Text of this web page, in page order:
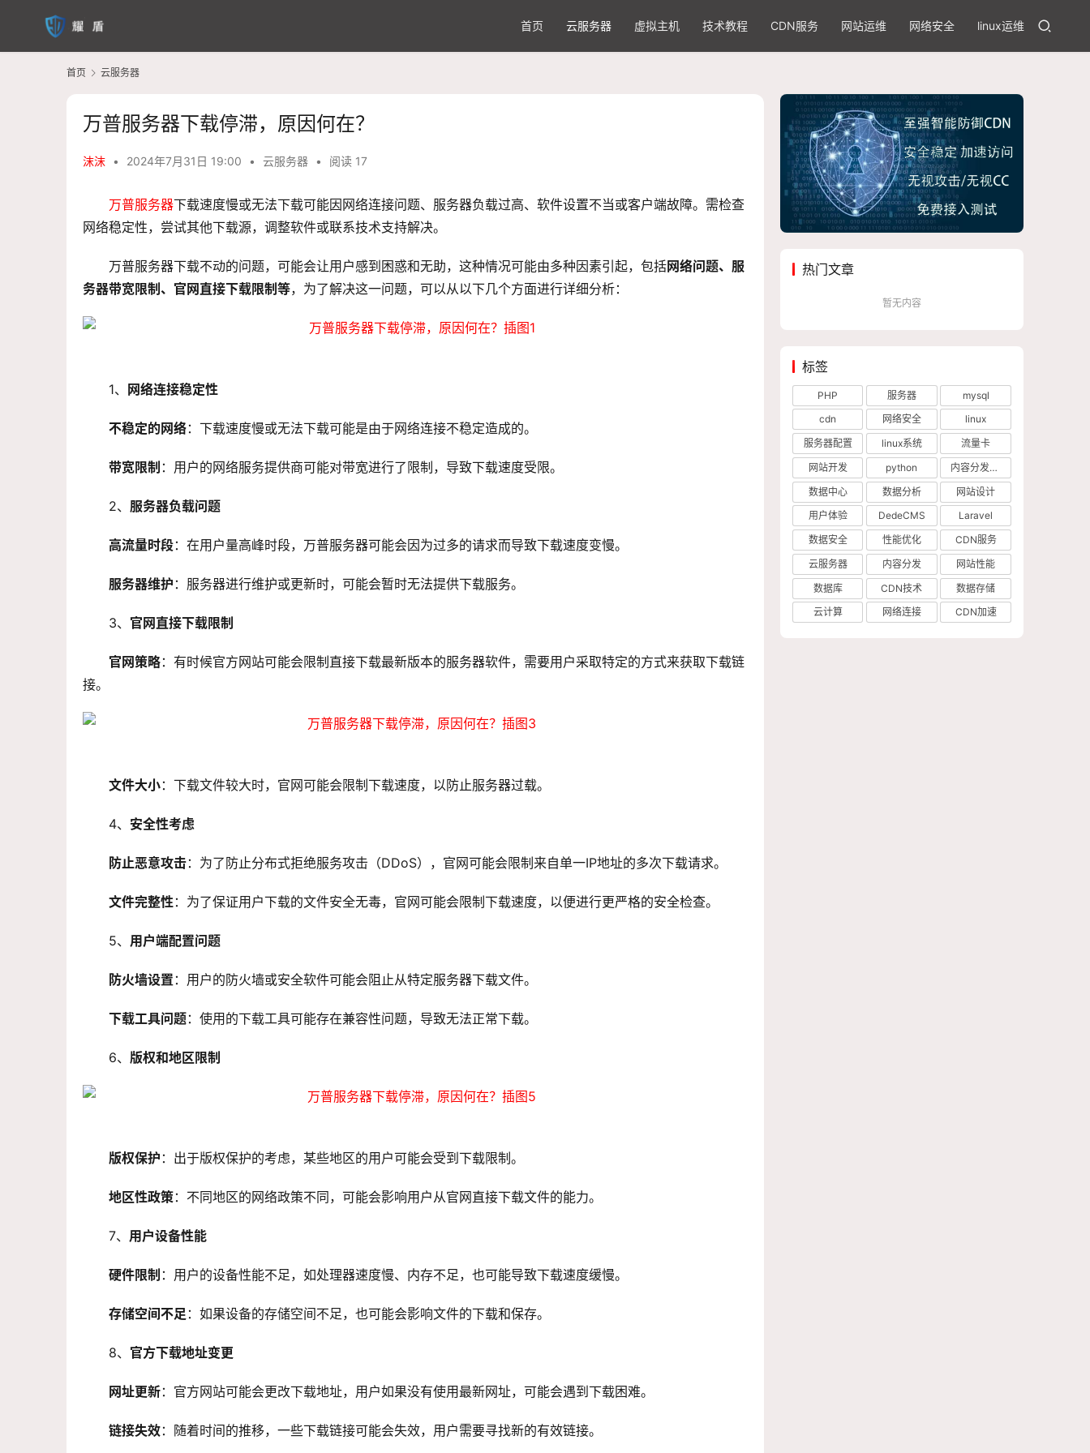
首页 云服务器 虚拟主机 技术教程 CDN服务 网站运维 网络安全 linux运维
首页 云服务器
万普服务器下载停滞，原因何在？
沫沫 • 2024年7月31日 19:00 • 云服务器 • 阅读 17
万普服务器下载速度慢或无法下载可能因网络连接问题、服务器负载过高、软件设置不当或客户端故障。需检查
网络稳定性，尝试其他下载源，调整软件或联系技术支持解决。
万普服务器下载不动的问题，可能会让用户感到困惑和无助，这种情况可能由多种因素引起，包括网络问题、服
务器带宽限制、官网直接下载限制等，为了解决这一问题，可以从以下几个方面进行详细分析：
1、 网络连接稳定性
不稳定的网络：下载速度慢或无法下载可能是由于网络连接不稳定造成的。
带宽限制 ：用户的网络服务提供商可能对带宽进行了限制，导致下载速度受限。
2、 服务器负载问题
高流量时段：在用户量高峰时段，万普服务器可能会因为过多的请求而导致下载速度变慢。
服务器维护 ：服务器进行维护或更新时，可能会暂时无法提供下载服务。
3、 官网直接下载限制
官网策略：有时候官方网站可能会限制直接下载最新版本的服务器软件，需要用户采取特定的方式来获取下载链
接。
文件大小：下载文件较大时，官网可能会限制下载速度，以防止服务器过载。
4、 安全性考虑
防止恶意攻击：为了防止分布式拒绝服务攻击（DDoS），官网可能会限制来自单一IP地址的多次下载请求。
文件完整性：为了保证用户下载的文件安全无毒，官网可能会限制下载速度，以便进行更严格的安全检查。
5、 用户端配置问题
防火墙设置 ：用户的防火墙或安全软件可能会阻止从特定服务器下载文件。
下载工具问题：使用的下载工具可能存在兼容性问题，导致无法正常下载。
6、 版权和地区限制
版权保护 ：出于版权保护的考虑，某些地区的用户可能会受到下载限制。
地区性政策：不同地区的网络政策不同，可能会影响用户从官网直接下载文件的能力。
7、 用户设备性能
硬件限制 ：用户的设备性能不足，如处理器速度慢、内存不足，也可能导致下载速度缓慢。
存储空间不足 ：如果设备的存储空间不足，也可能会影响文件的下载和保存。
8、 官方下载地址变更
网址更新：官方网站可能会更改下载地址，用户如果没有使用最新网址，可能会遇到下载困难。
链接失效：随着时间的推移，一些下载链接可能会失效，用户需要寻找新的有效链接。
热门文章
暂无内容
标签
PHP 服务器
mysql
cdn
网络安全
linux
服务器配置
linux系统
流量卡
网站开发
python
内容分发网络
数据中心
数据分析
网站设计
用户体验
DedeCMS
Laravel
数据安全
性能优化
CDN服务
云服务器
内容分发
网站性能
数据库
CDN技术
数据存储
云计算
网络连接 CDN加速